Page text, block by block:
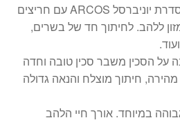
סכין שף 20 ס"מ מסדרת יוניברסל ARCOS עם חריצים
ללהב. לחיתוך חד של בשרים,
על הסכין משבר סכין טובה וחדה
חיתוך מוצלח והנאה גדולה
במיוחד. אורך חיי הלהב